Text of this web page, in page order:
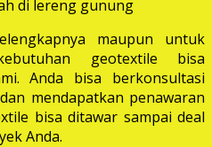
di lereng gunung
maupun untuk
geotextile bisa
Anda bisa berkonsultasi
mendapatkan penawaran
bisa ditawar sampai deal
Anda.